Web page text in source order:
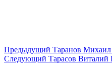
Предыдущий Таранов
Следующий Тарасов Виталий